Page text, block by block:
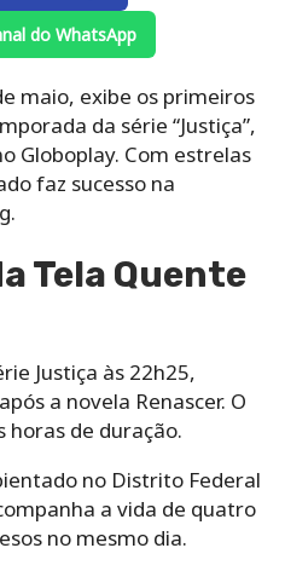
do WhatsApp
maio, exibe os primeiros
da série “Justiça”,
Globoplay. Com estrelas
faz sucesso na
Tela Quente
Justiça às 22h25,
a novela Renascer. O
horas de duração.
no Distrito Federal
a vida de quatro
no mesmo dia.